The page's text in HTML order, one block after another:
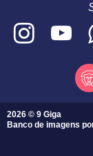
2026 © 9 Giga
Banco de imagens